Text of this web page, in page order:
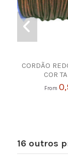
CORDÃO
COR
From
16 outros